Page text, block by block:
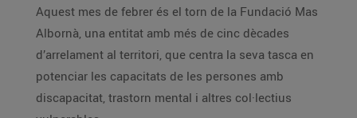
Aquest mes de febrer és el torn de la Fundació Mas
Albornà, una entitat amb més de cinc dècades
d’arrelament al territori, que centra la seva tasca en
potenciar les capacitats de les persones amb
discapacitat, trastorn mental i altres col·lectius